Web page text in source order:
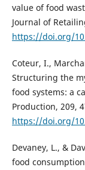
value of food
Journal of
https://doi.org/
Coteur, I.,
Structuring the
food systems: a
Production, 209,
https://doi.org/
Devaney, L., &
food